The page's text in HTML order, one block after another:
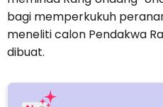
bagi memperkukuh
meneliti calon Pendakwa
dibuat.